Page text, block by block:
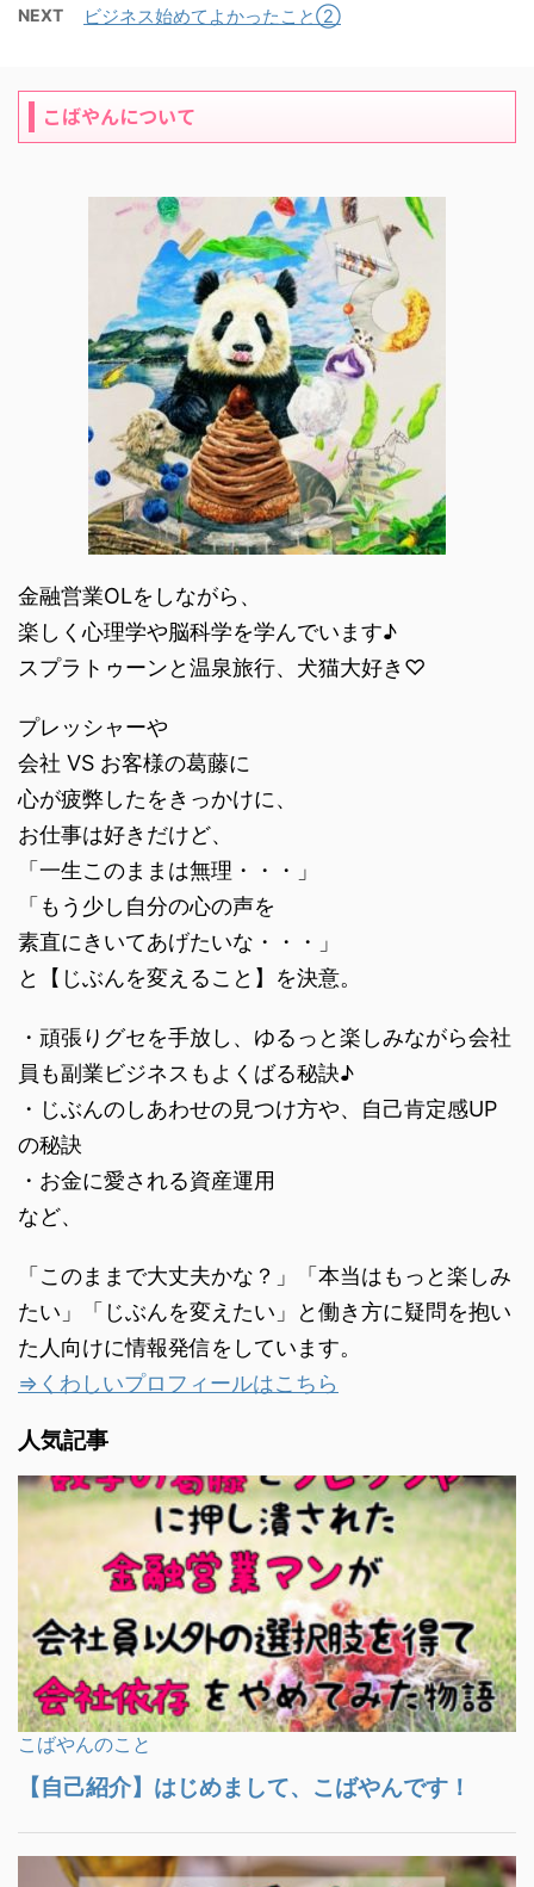
NEXT ビジネス始めてよかったこと②
こばやんについて
金融営業OLをしながら、
楽しく心理学や脳科学を学んでいます♪
スプラトゥーンと温泉旅行、犬猫大好き♡
プレッシャーや
会社 VS お客様の葛藤に
心が疲弊したをきっかけに、
お仕事は好きだけど、
「一生このままは無理・・・」
「もう少し自分の心の声を
素直にきいてあげたいな・・・」
と【じぶんを変えること】を決意。
・頑張りグセを手放し、ゆるっと楽しみながら会社
員も副業ビジネスもよくばる秘訣♪
・じぶんのしあわせの見つけ方や、自己肯定感UP
の秘訣
・お金に愛される資産運用
など、
「このままで大丈夫かな？」「本当はもっと楽しみ
たい」「じぶんを変えたい」と働き方に疑問を抱い
た人向けに情報発信をしています。
⇒くわしいプロフィールはこちら
人気記事